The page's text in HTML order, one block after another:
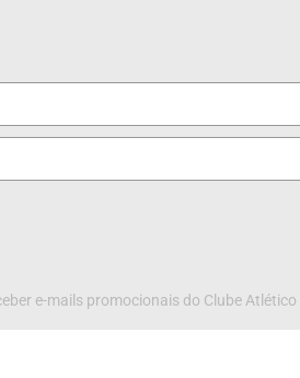
e-mails promocionais do Clube Atlético